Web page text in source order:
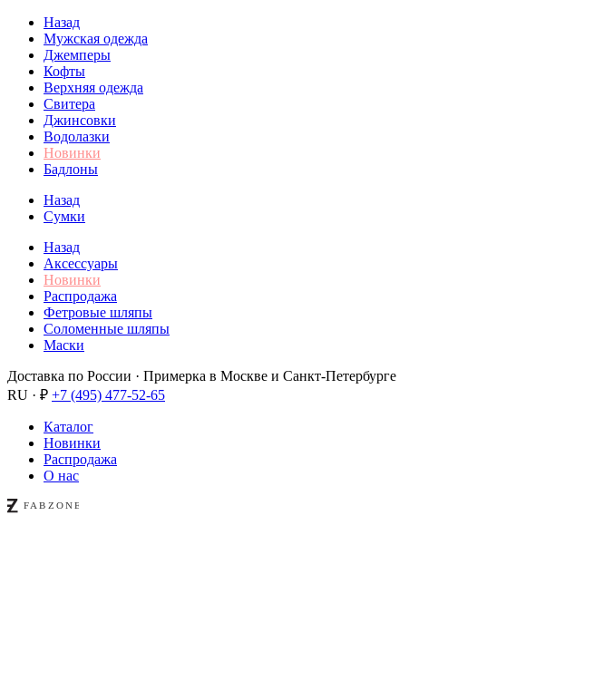
Назад
Мужская одежда
Джемперы
Кофты
Верхняя одежда
Свитера
Джинсовки
Водолазки
Новинки
Бадлоны
Назад
Сумки
Назад
Аксессуары
Новинки
Распродажа
Фетровые шляпы
Соломенные шляпы
Маски
Доставка по России · Примерка в Москве и Санкт-Петербурге
RU · ₽ +7 (495) 477-52-65
Каталог
Новинки
Распродажа
О нас